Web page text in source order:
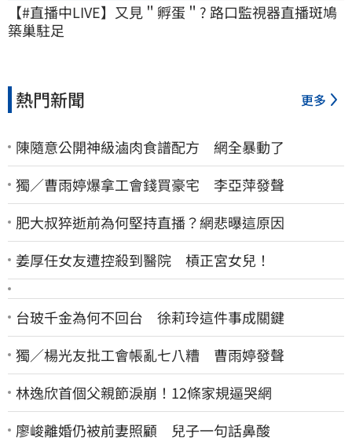
【#直播中LIVE】又見＂孵蛋＂? 路口監視器直播斑鳩
築巢駐足
熱門新聞 更多
陳隨意公開神級滷肉食譜配方 網全暴動了
獨／曹雨婷爆拿工會錢買豪宅 李亞萍發聲
肥大叔猝逝前為何堅持直播？網悲曝這原因
姜厚任女友遭控殺到醫院 槓正宮女兒！
台玻千金為何不回台 徐莉玲這件事成關鍵
獨／楊光友批工會帳亂七八糟 曹雨婷發聲
林逸欣首個父親節淚崩！12條家規逼哭網
廖峻離婚仍被前妻照顧 兒子一句話鼻酸